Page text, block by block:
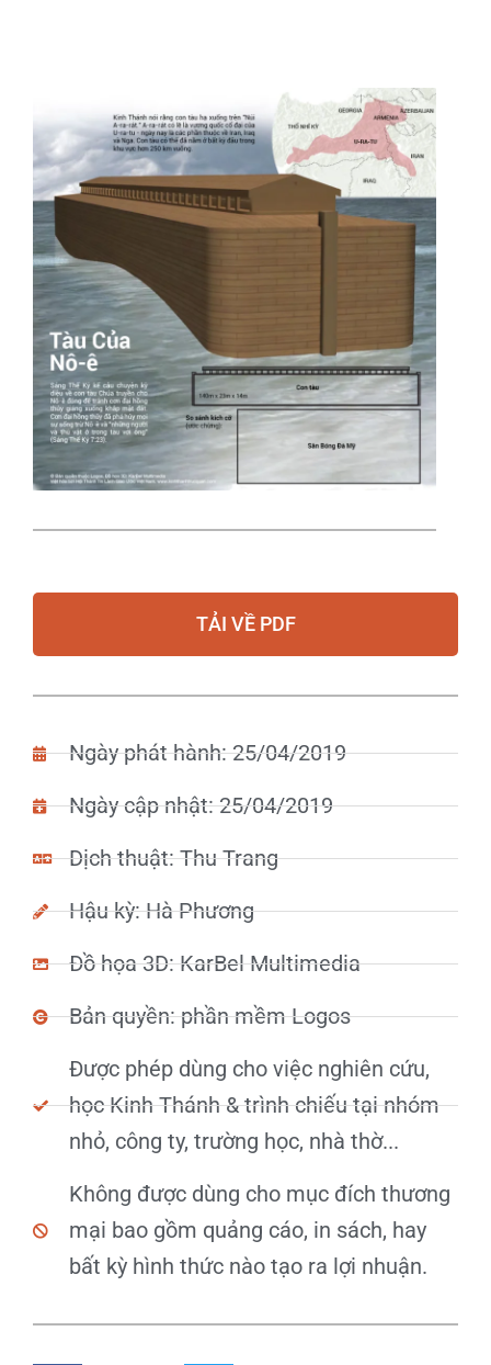
TẢI VỀ PDF
Ngày phát hành: 25/04/2019
Ngày cập nhật: 25/04/2019
Dịch thuật: Thu Trang
Hậu kỳ: Hà Phương
Đồ họa 3D: KarBel Multimedia
Bản quyền: phần mềm Logos
Được phép dùng cho việc nghiên cứu,
học Kinh Thánh & trình chiếu tại nhóm
nhỏ, công ty, trường học, nhà thờ...
Không được dùng cho mục đích thương
mại bao gồm quảng cáo, in sách, hay
bất kỳ hình thức nào tạo ra lợi nhuận.